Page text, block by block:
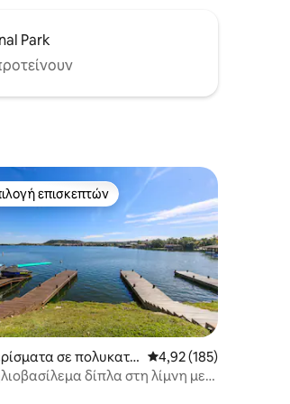
Park
στα 5, 510 κριτικές
επιλογή επισκεπτών
επισκεπτών
σε πολυκατο
πόλη Horseshoe B
Μέση βαθμολογία:
4,92 (185)
δίπλα στη λίμνη με